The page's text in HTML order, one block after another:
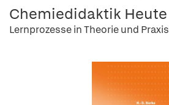
Chemiedidaktik Heute
Lernprozesse in Theorie und Praxis